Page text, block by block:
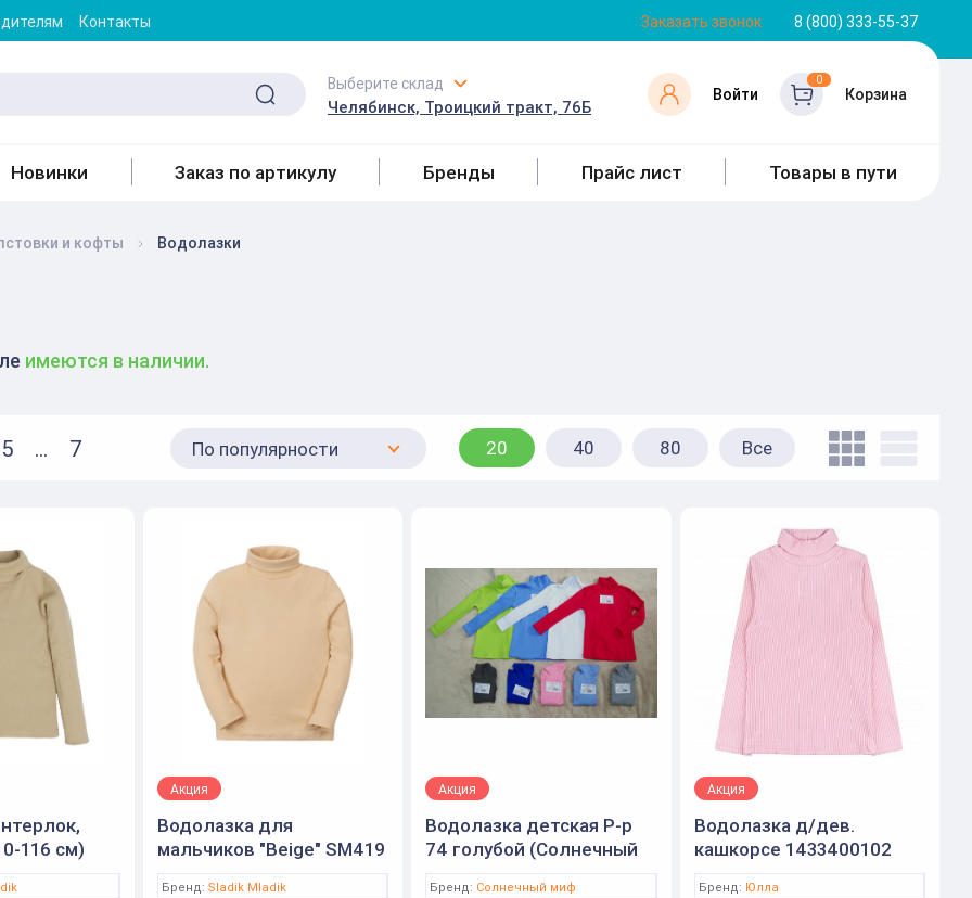
Контакты Заказать звонок 8 (800) 333-55-37
Выберите склад
Челябинск, Троицкий тракт, 76Б
Войти
0
Корзина
Новинки Заказ по артикулу Бренды Прайс лист Товары в пути
и кофты Водолазки
имеются в наличии.
5 ... 7 По популярности 20 40 80 Все
116 см)
Акция
Водолазка для
мальчиков "Beige" SM419
Бренд: Sladik Mladik
Акция
Водолазка детская Р-р
74 голубой (Солнечный
Бренд: Солнечный миф
Акция
Водолазка д/дев.
кашкорсе 1433400102
Бренд: Юлла